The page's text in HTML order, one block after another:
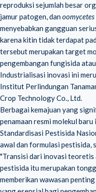
reproduksi sejumlah besar
jamur patogen, danoomycetes
menyebabkan gangguan
karena kitin tidak terdapat
tersebut merupakan target
pengembangan fungisida
Industrialisasi inovasi ini
Institut Perlindungan
Crop Technology Co., Ltd.
Berbagai kemajuan yang
penamaan resmi molekul
Standardisasi Pestisida
awal dan formulasi pestisida,
"Transisi dari inovasi teoretis
pestisida itu merupakan
memberikan wawasan